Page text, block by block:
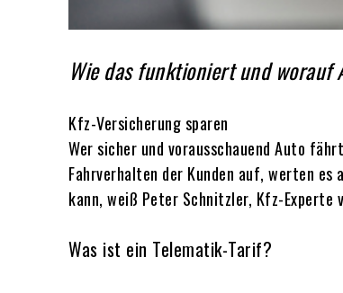
Wie das funktioniert und
Kfz-Versicherung sparen
Wer sicher und vorausschauend Auto
Fahrverhalten der Kunden auf, werten
kann, weiß Peter Schnitzler, Kfz-Experte
Was ist ein Telematik-Tarif?